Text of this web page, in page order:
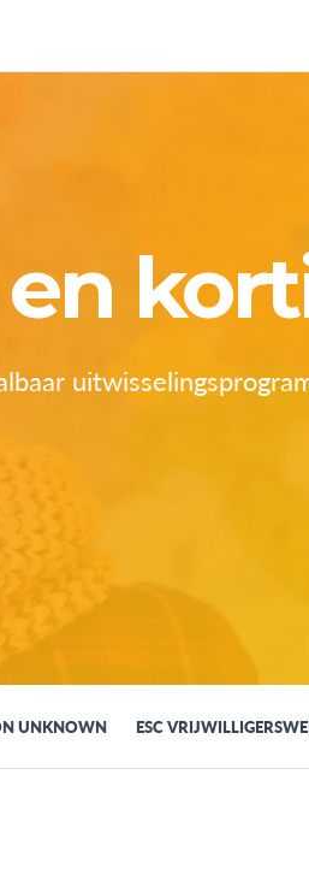
UNKNOWN ESC